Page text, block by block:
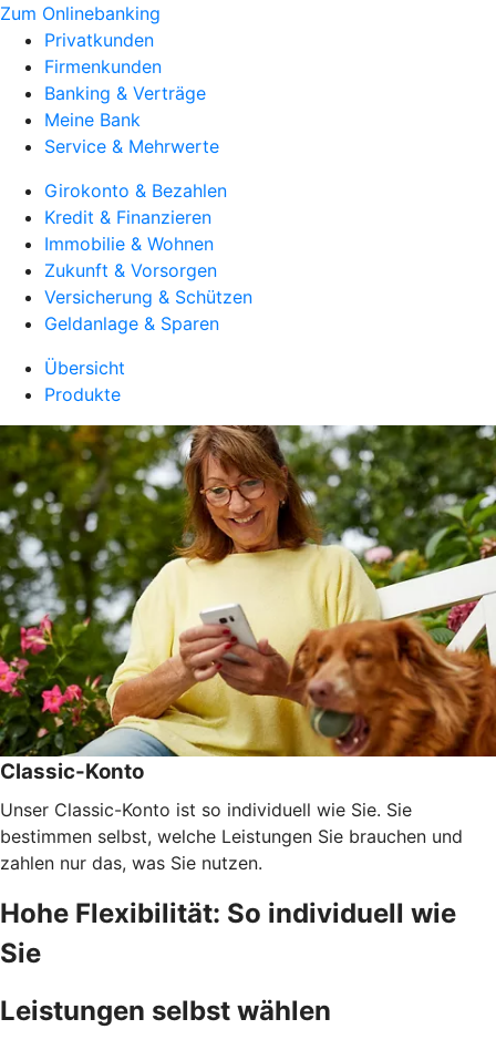
Zum Onlinebanking
Privatkunden
Firmenkunden
Banking & Verträge
Meine Bank
Service & Mehrwerte
Girokonto & Bezahlen
Kredit & Finanzieren
Immobilie & Wohnen
Zukunft & Vorsorgen
Versicherung & Schützen
Geldanlage & Sparen
Übersicht
Produkte
Classic-Konto
Unser Classic-Konto ist so individuell wie Sie. Sie
bestimmen selbst, welche Leistungen Sie brauchen und
zahlen nur das, was Sie nutzen.
Hohe Flexibilität: So individuell wie
Sie
Leistungen selbst wählen